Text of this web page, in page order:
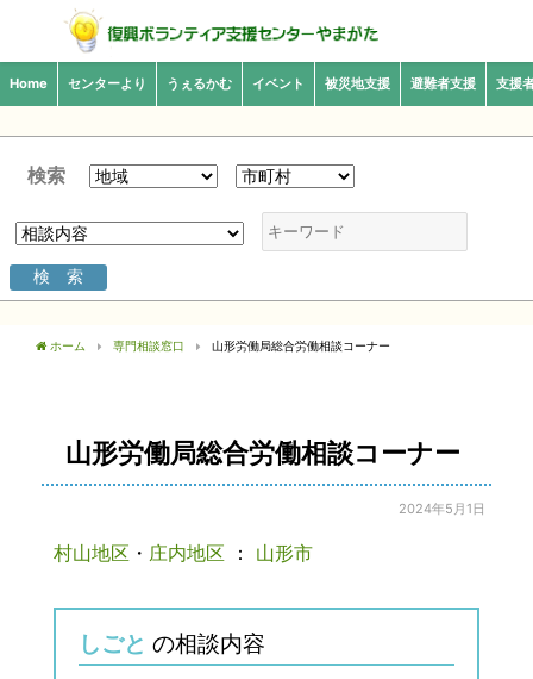
Home センターより うぇるかむ イベント 被災地支援 避難者支援 支援
検索
ホーム 専門相談窓口 山形労働局総合労働相談コーナー
山形労働局総合労働相談コーナー
2024年5月1日
村山地区 ・ 庄内地区 ： 山形市
しごと の相談内容